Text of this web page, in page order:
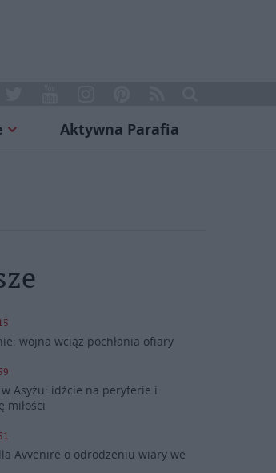
Aktywna Parafia
wojna wciąż pochłania ofiary
Asyżu: idźcie na peryferie i
miłości
Avvenire o odrodzeniu wiary we